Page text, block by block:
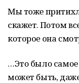
Мы тоже
скажет. Потом
которое она
…Это было самое
может быть,